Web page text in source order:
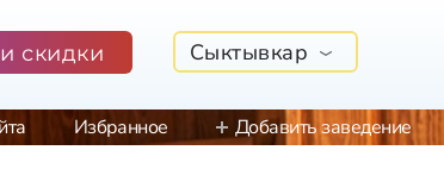
скидки Сыктывкар
Избранное Добавить заведение